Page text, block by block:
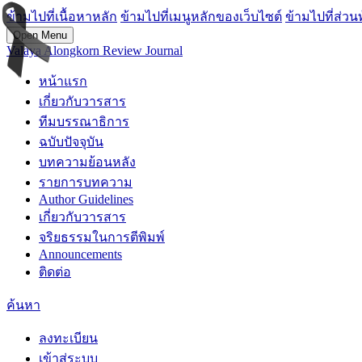
ข้ามไปที่เนื้อหาหลัก ข้ามไปที่เมนูหลักของเว็บไซต์ ข้ามไปที่ส่วน
Open Menu
Valaya Alongkorn Review Journal
หน้าแรก
เกี่ยวกับวารสาร
ทีมบรรณาธิการ
ฉบับปัจจุบัน
บทความย้อนหลัง
รายการบทความ
Author Guidelines
เกี่ยวกับวารสาร
จริยธรรมในการตีพิมพ์
Announcements
ติดต่อ
ค้นหา
ลงทะเบียน
เข้าสู่ระบบ